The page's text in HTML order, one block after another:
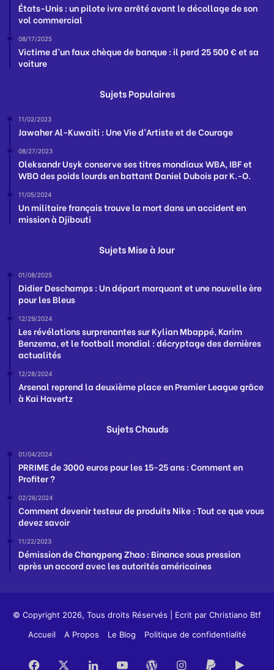
États-Unis : un pilote ivre arrêté avant le décollage de son
vol commercial
08/17/2025
Victime d’un faux chèque de banque : il perd 25 500 € et sa
voiture
Sujets Populaires
11/02/2023
Jawaher Al-Kuwaiti : Une Vie d’Artiste et de Courage
08/27/2023
Oleksandr Usyk conserve ses titres mondiaux WBA, IBF et
WBO des poids lourds en battant Daniel Dubois par K.-O.
11/05/2024
Un militaire français trouve la mort dans un accident en
mission à Djibouti
Sujets Mise à Jour
01/08/2025
Didier Deschamps : Un départ marquant et une nouvelle ère
pour les Bleus
12/29/2024
Les révélations surprenantes sur Kylian Mbappé, Karim
Benzema, et le football mondial : décryptage des dernières
actualités
12/28/2024
Arsenal reprend la deuxième place en Premier League grâce
à Kai Havertz
Sujets Chauds
01/04/2024
PRRIME de 3000 euros pour les 15-25 ans : Comment en
Profiter ?
02/26/2024
Comment devenir testeur de produits Nike : Tout ce que vous
devez savoir
11/22/2023
Démission de Changpeng Zhao : Binance sous pression
après un accord avec les autorités américaines
© Copyright 2026, Tous droits Réservés | Ecrit par Christiano Btf
Accueil
A Propos Le Blog Politique de confidentialité
Facebook LinkedinYouTubeWordPress
Instagram
PayPal